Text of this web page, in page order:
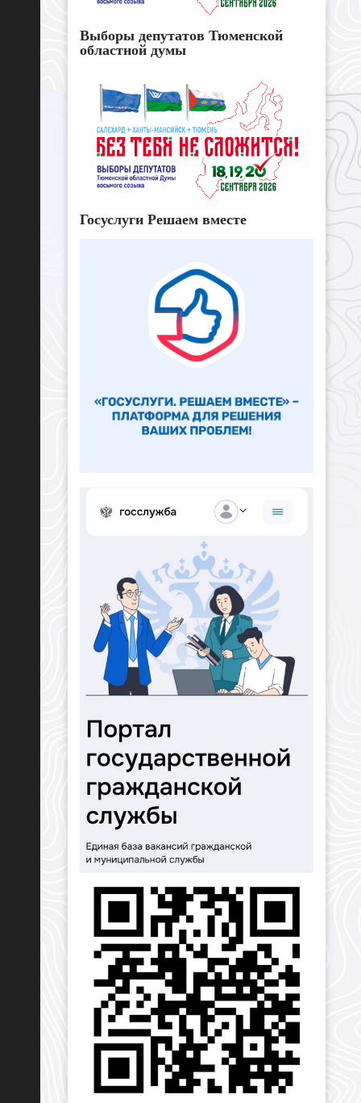
Выборы депутатов Тюменской
областной думы
Госуслуги Решаем вместе